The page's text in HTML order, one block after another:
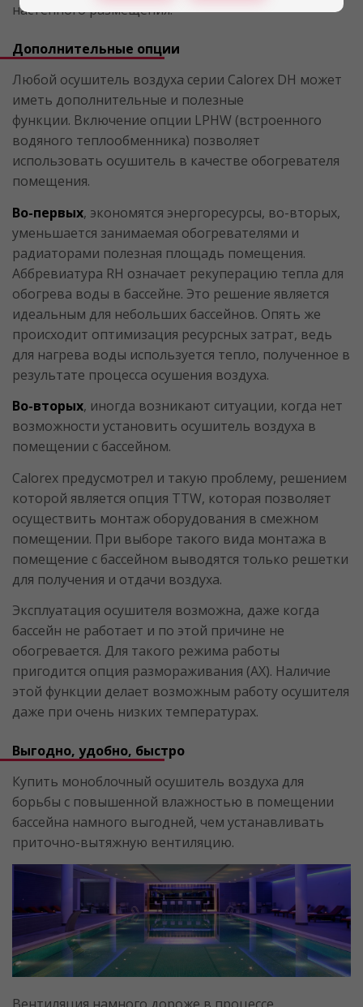
настенного размещения.
Дополнительные опции
Любой осушитель воздуха серии Calorex DH может
иметь дополнительные и полезные
функции. Включение опции LPHW (встроенного
водяного теплообменника) позволяет
использовать осушитель в качестве обогревателя
помещения.
Во-первых, экономятся энергоресурсы, во-вторых,
уменьшается занимаемая обогревателями и
радиаторами полезная площадь помещения.
Аббревиатура RH означает рекуперацию тепла для
обогрева воды в бассейне. Это решение является
идеальным для небольших бассейнов. Опять же
происходит оптимизация ресурсных затрат, ведь
для нагрева воды используется тепло, полученное в
результате процесса осушения воздуха.
Во-вторых, иногда возникают ситуации, когда нет
возможности установить осушитель воздуха в
помещении с бассейном.
Calorex предусмотрел и такую проблему, решением
которой является опция TTW, которая позволяет
осуществить монтаж оборудования в смежном
помещении. При выборе такого вида монтажа в
помещение с бассейном выводятся только решетки
для получения и отдачи воздуха.
Эксплуатация осушителя возможна, даже когда
бассейн не работает и по этой причине не
обогревается. Для такого режима работы
пригодится опция размораживания (AX). Наличие
этой функции делает возможным работу осушителя
даже при очень низких температурах.
Выгодно, удобно, быстро
Купить моноблочный осушитель воздуха для
борьбы с повышенной влажностью в помещении
бассейна намного выгодней, чем устанавливать
приточно-вытяжную вентиляцию.
Вентиляция намного дороже в процессе